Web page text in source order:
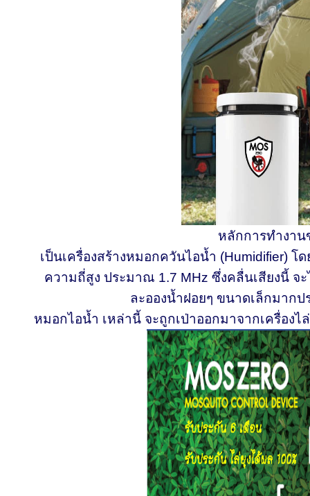
หลักการทำงาน
เป็นเครื่องสร้างหมอกควันไอน้ำ (Humidifier)
ความถี่สูง ประมาณ 1.7 MHz ซึ่งคลื่นเสียงนี้ จ
ละอองน้ำฝอยๆ ขนาดเล็กมาก
หมอกไอน้ำ เหล่านี้ จะถูกเป่าออกมาจากเครื่องไ